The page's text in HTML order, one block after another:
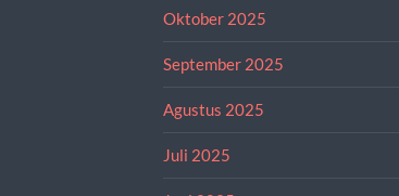
Oktober 2025
September 2025
Agustus 2025
Juli 2025